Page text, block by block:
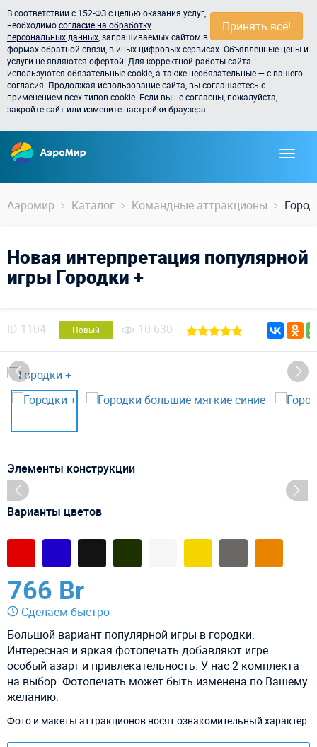
Принять всё!
В соответствии с 152-ФЗ с целью оказания услуг,
необходимосогласие на обработку
персональных данных , запрашиваемых сайтом в
формах обратной связи, в иных цифровых сервисах. Объявленные цены и
услуги не являются офертой! Для корректной работы сайта
используются обязательные cookie, а также необязательные — с вашего
согласия. Продолжая использование сайта, вы соглашаетесь с
применением всех типов cookie. Если вы не согласны, пожалуйста,
закройте сайт или измените настройки браузера.
Аэромир Каталог Командные аттракционы
Новая интерпретация популярной
игры Городки +
ID 1104 Новый 10 630
Элементы конструкции
Варианты цветов
766 Br
Сделаем быстро
Большой вариант популярной игры в городки.
Интересная и яркая фотопечать добавляют игре
особый азарт и привлекательность. У нас 2 комплекта
на выбор. Фотопечать может быть изменена по Вашему
желанию.
Фото и макеты аттракционов носят ознакомительный характер.